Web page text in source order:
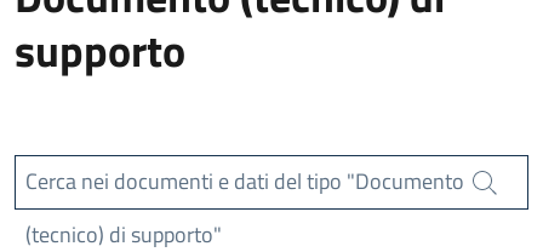
supporto
Cerca nei documenti e dati del tipo "Documento
(tecnico) di supporto"
Cerca